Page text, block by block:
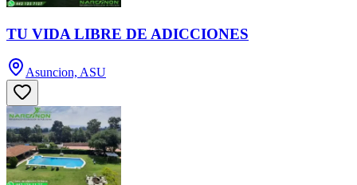
TU VIDA LIBRE DE ADICCIONES
Asuncion, ASU